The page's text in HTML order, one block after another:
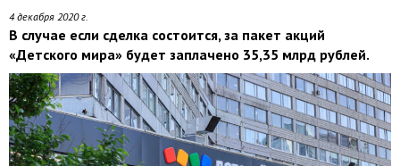
4 декабря 2020 г.
В случае если сделка состоится, за пакет акций
«Детского мира» будет заплачено 35,35 млрд рублей.